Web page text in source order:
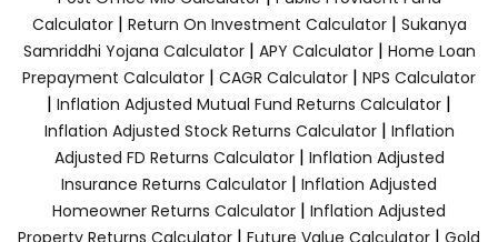
Calculator| Return On Investment Calculator| Sukanya
Samriddhi Yojana Calculator| APY Calculator| Home Loan
Prepayment Calculator | CAGR Calculator | NPS Calculator
| Inflation Adjusted Mutual Fund Returns Calculator |
Inflation Adjusted Stock Returns Calculator| Inflation
Adjusted FD Returns Calculator| Inflation Adjusted
Insurance Returns Calculator | Inflation Adjusted
Homeowner Returns Calculator | Inflation Adjusted
Property Returns Calculator | Future Value Calculator | Gold